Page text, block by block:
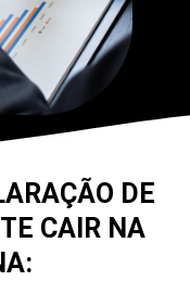
DE
CAIR NA